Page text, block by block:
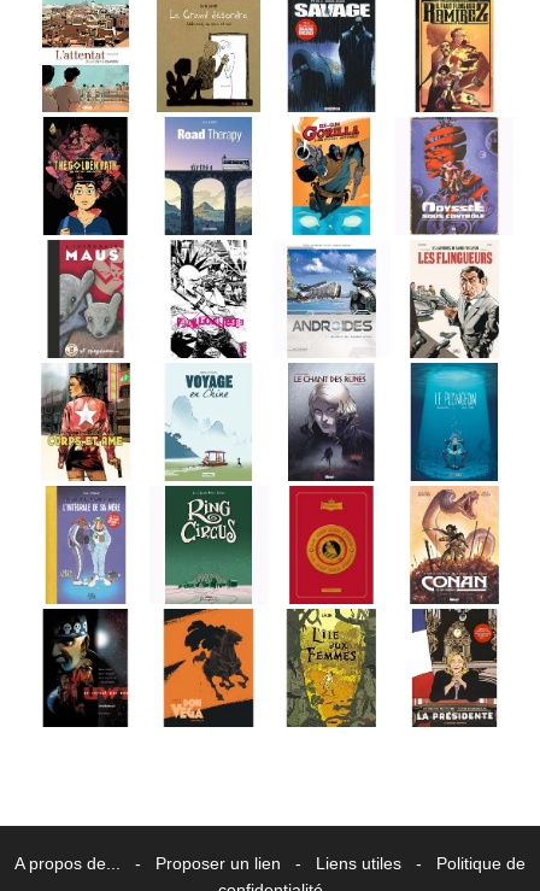
A propos de... - Proposer un lien - Liens utiles - Politique de